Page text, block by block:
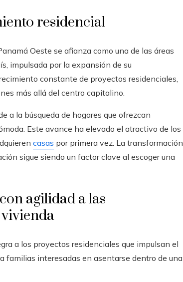
residencial
Oeste se afianza como una de las áreas
impulsada por la expansión de su
constante de proyectos residenciales,
más allá del centro capitalino.
a la búsqueda de hogares que ofrezcan
Este avance ha elevado el atractivo de los
casas por primera vez. La transformación
sigue siendo un factor clave al escoger una
agilidad a las
a los proyectos residenciales que impulsan el
familias interesadas en asentarse dentro de una